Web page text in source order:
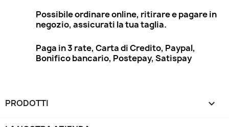
Possibile ordinare online, ritirare e pagare in
negozio, assicurati la tua taglia.
Paga in 3 rate, Carta di Credito, Paypal,
Bonifico bancario, Postepay, Satispay
PRODOTTI 